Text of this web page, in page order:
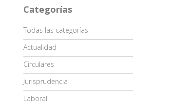
Categorías
Categoría
Todas las categorías
Actualidad
Circulares
Jurisprudencia
Laboral